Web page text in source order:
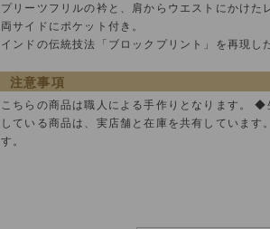
プリーツフリルの衿と、肩からウエストにかけた
両サイドにポケット付き。
インドの伝統技法「ブロックプリント」を再現し
注意事項
こちらの商品は職人による手作りとなります。
している商品は、実店舗と在庫を共有していま
す。